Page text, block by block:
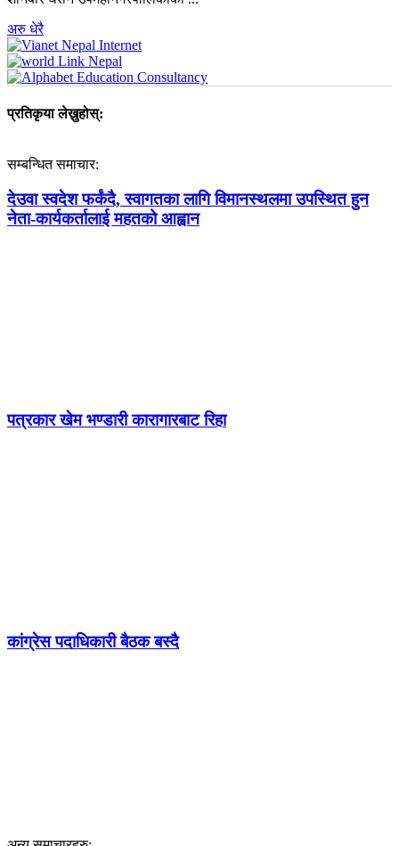
अरु धेरै
प्रतिकृया लेख्नुहोस्:
सम्बन्धित समाचार:
देउवा स्वदेश फर्कंदै, स्वागतका लागि विमानस्थलमा उपस्थित हुन
नेता-कार्यकर्तालाई महतको आह्वान
पत्रकार खेम भण्डारी कारागारबाट रिहा
कांग्रेस पदाधिकारी बैठक बस्दै